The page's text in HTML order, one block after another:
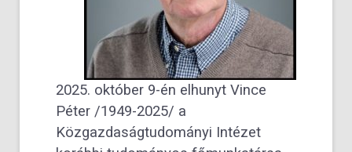
2025. október 9-én elhunyt Vince
Péter /1949-2025/ a
Közgazdaságtudományi Intézet